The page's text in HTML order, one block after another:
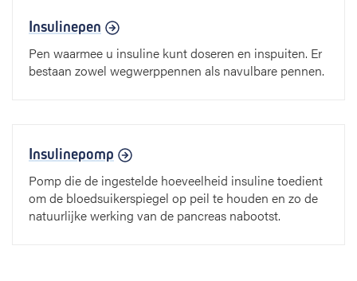
Insulinepen
Pen waarmee u insuline kunt doseren en inspuiten. Er
bestaan zowel wegwerppennen als navulbare pennen.
Insulinepomp
Pomp die de ingestelde hoeveelheid insuline toedient
om de bloedsuikerspiegel op peil te houden en zo de
natuurlijke werking van de pancreas nabootst.